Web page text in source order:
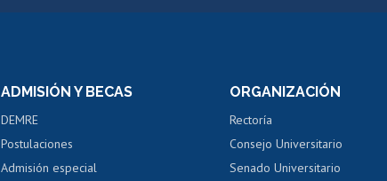
Consulta y certificado de notas
Servicio médico y dental
Pago de arancel y crédito alumnos
Perfeccionamiento
Evaluación docente
Calificación académica
ADMISIÓN Y BECAS
DEMRE
Postulaciones
Admisión especial
ORGANIZACIÓN
Rectoría
Consejo Universitario
Senado Universitario